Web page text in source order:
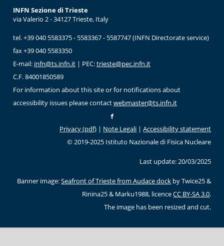
INFN Sezione di Trieste
via Valerio 2 - 34127 Trieste, Italy
tel. +39 040 5583375 - 5583367 - 5587747 (INFN Directorate service)
fax +39 040 5583350
E-mail: infn@ts.infn.it| PEC:trieste@pec.infn.it
C.F. 84001850589
For information about this site or for notifications about
accessibility issues please contactwebmaster@ts.infn.it
Privacy (pdf) | Note Legali |Accessibility statement
© 2019-2025 Istituto Nazionale di Fisica Nucleare
Last update: 20/03/2025
Banner image:Seafront of Trieste from Audace dock by Twice25 &
Rinina25 & Marku1988, licenceCC BY-SA 3.0.
The image has been resized and cut.